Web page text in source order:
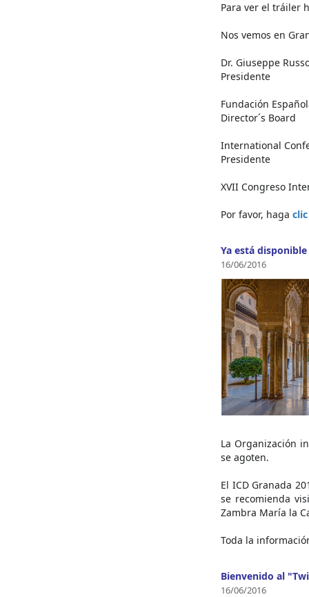
Para ver el tráiler
Nos vemos en
Dr. Giuseppe
Presidente
Fundación
Director´s Board
International
Presidente
XVII Congreso
Por favor, haga
Ya está
16/06/2016
La Organización
se agoten.
El ICD Granada
se recomienda
Zambra María la
Toda la
Bienvenido al
16/06/2016